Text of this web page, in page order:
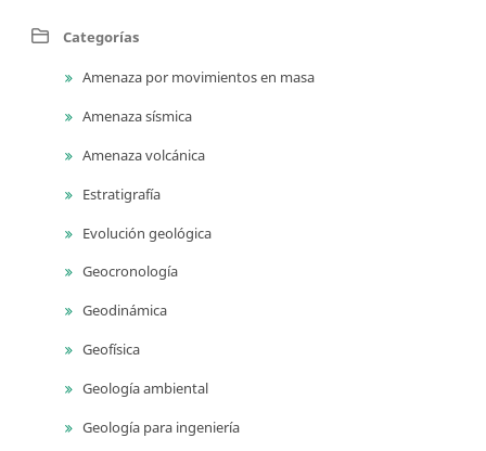
Categorías
Amenaza por movimientos en masa
Amenaza sísmica
Amenaza volcánica
Estratigrafía
Evolución geológica
Geocronología
Geodinámica
Geofísica
Geología ambiental
Geología para ingeniería